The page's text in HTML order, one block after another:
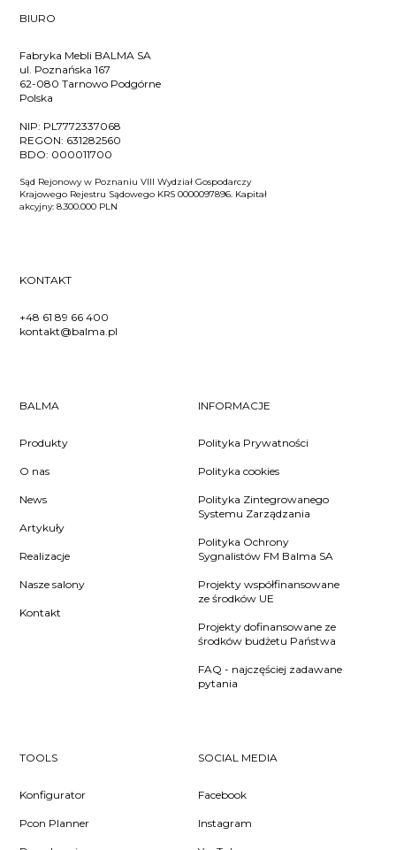
BIURO
Fabryka Mebli BALMA SA
ul. Poznańska 167
62-080 Tarnowo Podgórne
Polska
NIP: PL7772337068
REGON: 631282560
BDO: 000011700
Sąd Rejonowy w Poznaniu VIII Wydział Gospodarczy
Krajowego Rejestru Sądowego KRS 0000097896. Kapitał
akcyjny: 8.300.000 PLN
KONTAKT
+48 61 89 66 400
kontakt@balma.pl
BALMA
Produkty
O nas
News
Artykuły
Realizacje
Nasze salony
Kontakt
INFORMACJE
Polityka Prywatności
Polityka cookies
Polityka Zintegrowanego
Systemu Zarządzania
Polityka Ochrony
Sygnalistów FM Balma SA
Projekty współfinansowane
ze środków UE
Projekty dofinansowane ze
środków budżetu Państwa
FAQ - najczęściej zadawane
pytania
TOOLS
Konfigurator
Pcon Planner
SOCIAL MEDIA
Facebook
Instagram